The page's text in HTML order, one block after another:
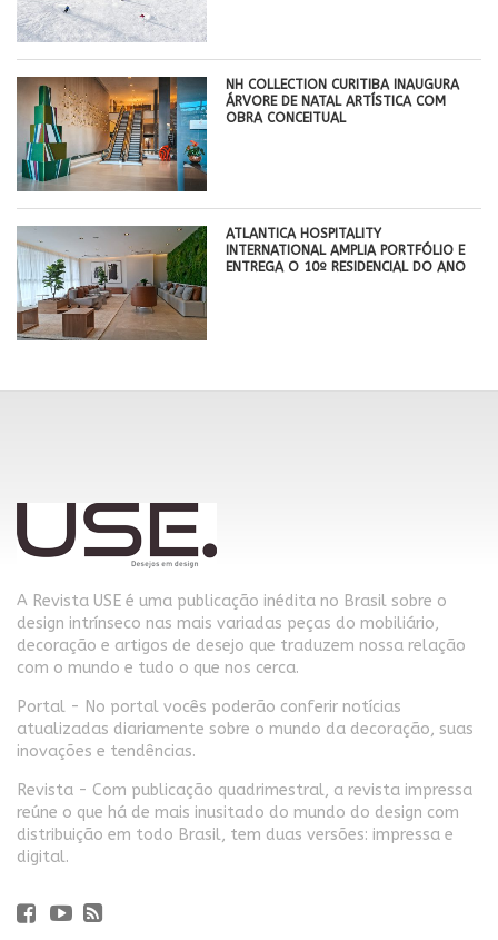
NH COLLECTION CURITIBA INAUGURA
ÁRVORE DE NATAL ARTÍSTICA COM
OBRA CONCEITUAL
ATLANTICA HOSPITALITY
INTERNATIONAL AMPLIA PORTFÓLIO E
ENTREGA O 10º RESIDENCIAL DO ANO
A Revista USE é uma publicação inédita no Brasil sobre o
design intrínseco nas mais variadas peças do mobiliário,
decoração e artigos de desejo que traduzem nossa relação
com o mundo e tudo o que nos cerca.
Portal - No portal vocês poderão conferir notícias
atualizadas diariamente sobre o mundo da decoração, suas
inovações e tendências.
Revista - Com publicação quadrimestral, a revista impressa
reúne o que há de mais inusitado do mundo do design com
distribuição em todo Brasil, tem duas versões: impressa e
digital.